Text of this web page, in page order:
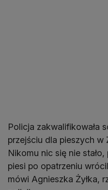
Policja zakwalifikowała
przejściu dla pieszych w
Nikomu nic się nie
piesi po opatrzeniu
mówi Agnieszka Żyłka,